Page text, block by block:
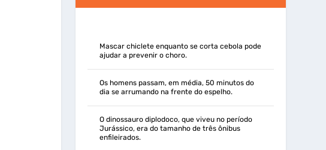
Mascar chiclete enquanto se corta cebola pode
ajudar a prevenir o choro.
Os homens passam, em média, 50 minutos do
dia se arrumando na frente do espelho.
O dinossauro diplodoco, que viveu no período
Jurássico, era do tamanho de três ônibus
enfileirados.